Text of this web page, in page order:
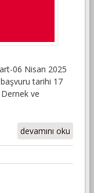
06 Nisan 2025
tarihi 17
ve
SPLAT KKSF 2025
SATRANÇ LİGLERİ
hakkında
devamını oku